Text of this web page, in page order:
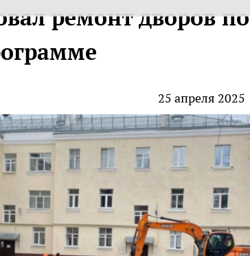
ремонт дворов по
25 апреля 2025